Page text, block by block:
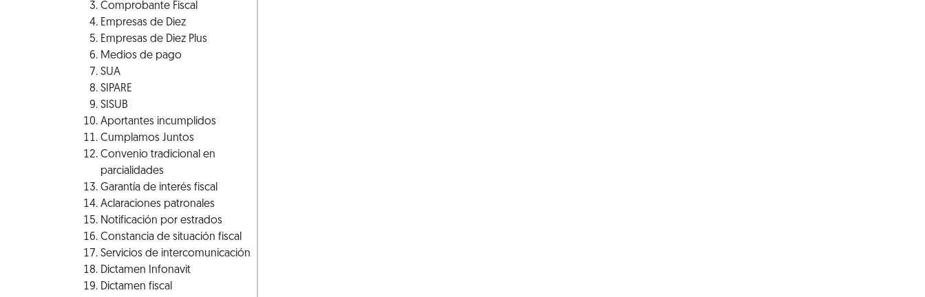
Comprobante Fiscal
Empresas de Diez
Empresas de Diez Plus
Medios de pago
SUA
SIPARE
SISUB
Aportantes incumplidos
Cumplamos Juntos
Convenio tradicional en
parcialidades
Garantía de interés fiscal
Aclaraciones patronales
Notificación por estrados
Constancia de situación fiscal
Servicios de intercomunicación
Dictamen Infonavit
Dictamen fiscal